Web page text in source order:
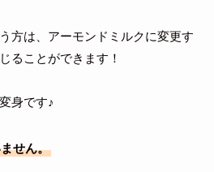
方は、アーモンドミルクに変更す
ることができます！
身です♪
せん。